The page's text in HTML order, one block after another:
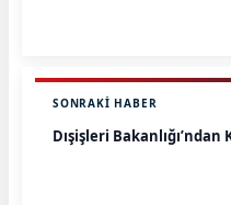
SONRAKI HABER
Dışişleri Bakanlığı’ndan